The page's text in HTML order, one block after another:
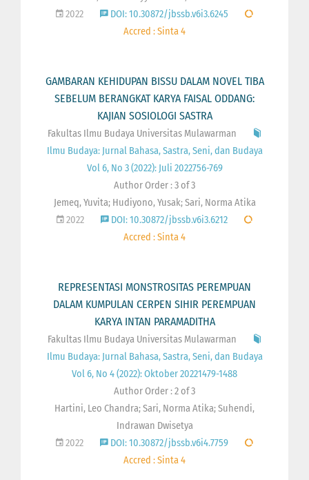
2022
DOI: 10.30872/jbssb.v6i3.6245
Accred : Sinta 4
GAMBARAN KEHIDUPAN BISSU DALAM NOVEL TIBA
SEBELUM BERANGKAT KARYA FAISAL ODDANG:
KAJIAN SOSIOLOGI SASTRA
Fakultas Ilmu Budaya Universitas Mulawarman
Ilmu Budaya: Jurnal Bahasa, Sastra, Seni, dan Budaya
Vol 6, No 3 (2022): Juli 2022756-769
Author Order : 3 of 3
Jemeq, Yuvita; Hudiyono, Yusak; Sari, Norma Atika
2022
DOI: 10.30872/jbssb.v6i3.6212
Accred : Sinta 4
REPRESENTASI MONSTROSITAS PEREMPUAN
DALAM KUMPULAN CERPEN SIHIR PEREMPUAN
KARYA INTAN PARAMADITHA
Fakultas Ilmu Budaya Universitas Mulawarman
Ilmu Budaya: Jurnal Bahasa, Sastra, Seni, dan Budaya
Vol 6, No 4 (2022): Oktober 20221479-1488
Author Order : 2 of 3
Hartini, Leo Chandra; Sari, Norma Atika; Suhendi,
Indrawan Dwisetya
2022
DOI: 10.30872/jbssb.v6i4.7759
Accred : Sinta 4